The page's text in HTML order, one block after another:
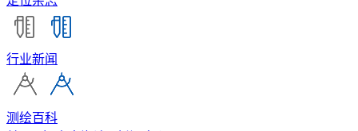
行业新闻
测绘百科